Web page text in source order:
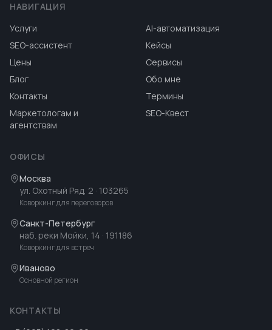
НАВИГАЦИЯ
Услуги
AI-автоматизация
SEO-ассистент
Кейсы
Цены
Сервисы
Блог
Обо мне
Контакты
Термины
Маркетологам и
агентствам
SEO-Квест
ОФИСЫ
Москва
ул. Охотный Ряд, 2 · 103265
Коворкинг для переговоров
Санкт-Петербург
наб. реки Мойки, 14 · 191186
Коворкинг для встреч
Иваново
Основной регион
КОНТАКТЫ